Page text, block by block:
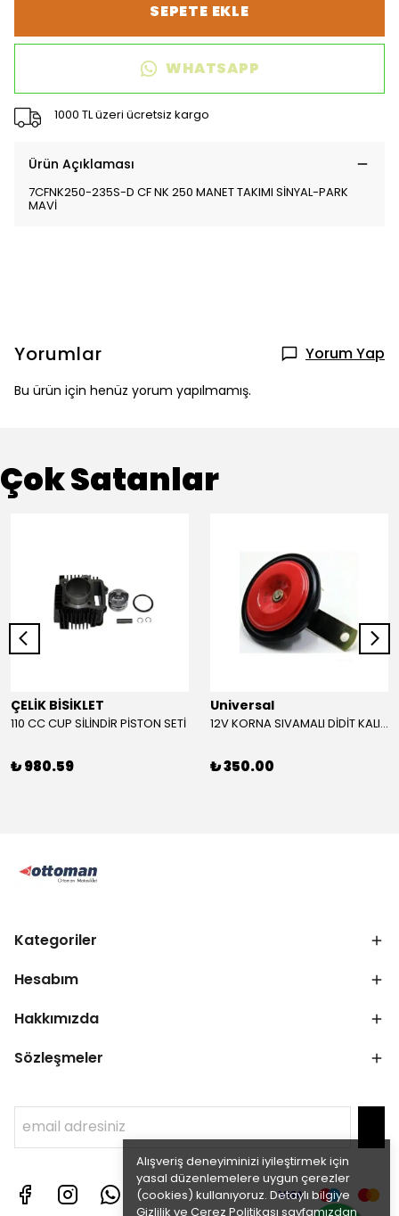
Alışveriş deneyiminizi iyileştirmek için
yasal düzenlemelere uygun çerezler
(cookies) kullanıyoruz. Detaylı bilgiye
Gizlilik ve Çerez Politikası sayfamızdan
SEPETE EKLE
WHATSAPP
1000 TL üzeri ücretsiz kargo
Ürün Açıklaması
7CFNK250-235S-D CF NK 250 MANET TAKIMI SİNYAL-PARK
MAVİ
Yorumlar Yorum Yap
Bu ürün için henüz yorum yapılmamış.
Çok Satanlar
ÇELİK BİSİKLET
110 CC CUP SİLİNDİR PİSTON SETİ
₺ 980.59
Universal
12V KORNA SIVAMALI DİDİT KALIN SESLİ (KIRMIZI)
₺ 350.00
Kategoriler
Hesabım
Hakkımızda
Sözleşmeler